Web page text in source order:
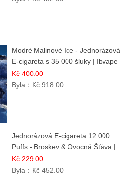
Modré Malinové Ice - Jednorázová
E-cigareta s 35 000 šluky | Ibvape
Kč 400.00
Byla： Kč 918.00
Jednorázová E-cigareta 12 000
Puffs - Broskev & Ovocná Šťáva |
Osvěžující ovocná směs
Kč 229.00
Byla： Kč 452.00